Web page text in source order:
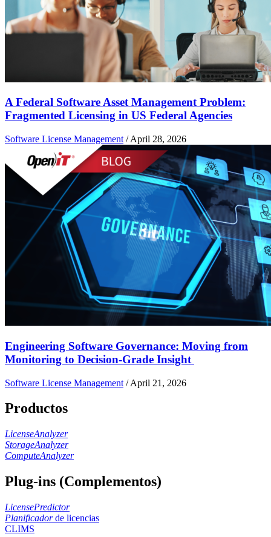
A Federal Software Asset Management Problem:
Fragmented Licensing in US Federal Agencies
Software License Management /April 28, 2026
Engineering Software Governance: Moving from
Monitoring to Decision-Grade Insight
Software License Management /April 21, 2026
Productos
LicenseAnalyzer
StorageAnalyzer
ComputeAnalyzer
Plug-ins (Complementos)
LicensePredictor
Planificadorde licencias
CLIMS